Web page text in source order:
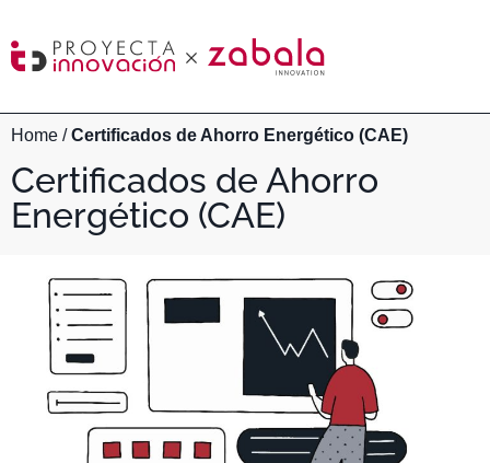
Home /Certificados de Ahorro Energético (CAE)
Certificados de Ahorro
Energético (CAE)